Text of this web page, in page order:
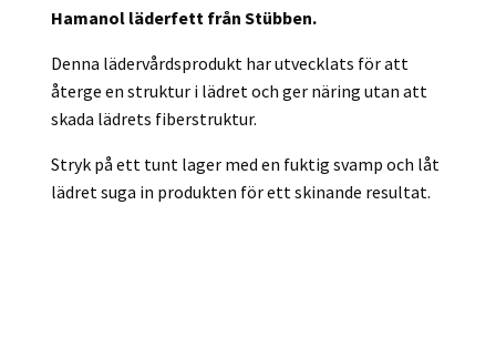
Hamanol läderfett från Stübben.
Denna lädervårdsprodukt har utvecklats för att
återge en struktur i lädret och ger näring utan att
skada lädrets fiberstruktur.
Stryk på ett tunt lager med en fuktig svamp och låt
lädret suga in produkten för ett skinande resultat.